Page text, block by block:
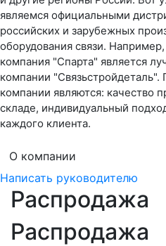
являемся официальными
российских и зарубежных
оборудования связи.
компания "Спарта" является
компании
компании являются: качество
складе, индивидуальный
каждого клиента.
О компании
Написать руководителю
Распродажа
скидки на оптический
Распродажа